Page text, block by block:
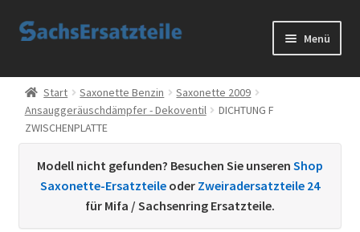
Zur
Zum
Menü
Start
AGB
Datenschutzerklärung
Start Saxonette Benzin
Saxonette 2009
Ansauggeräuschdämpfer - Dekoventil
DICHTUNG F
ZWISCHENPLATTE
Modell nicht gefunden? Besuchen Sie unseren Shop
Saxonette-Ersatzteile oder Zweiradersatzteile 24
für Mifa / Sachsenring Ersatzteile.